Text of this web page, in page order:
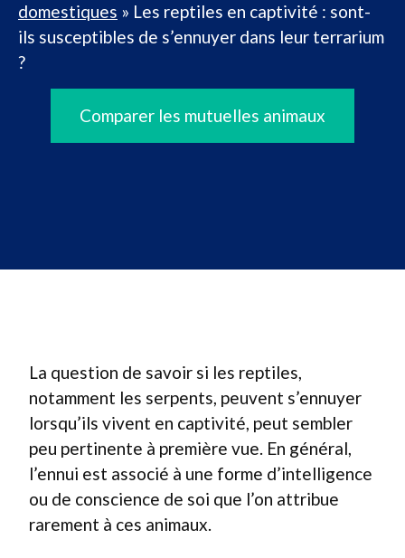
domestiques » Les reptiles en captivité : sont-
ils susceptibles de s’ennuyer dans leur terrarium
?
Comparer les mutuelles animaux
La question de savoir si les reptiles,
notamment les serpents, peuvent s’ennuyer
lorsqu’ils vivent en captivité, peut sembler
peu pertinente à première vue. En général,
l’ennui est associé à une forme d’intelligence
ou de conscience de soi que l’on attribue
rarement à ces animaux.